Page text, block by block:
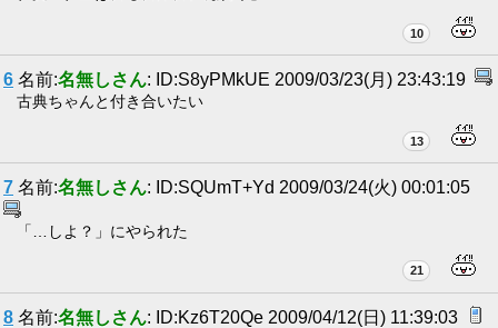
10
6 名前:名無しさん: ID:S8yPMkUE 2009/03/23(月) 23:43:19
古典ちゃんと付き合いたい
13
7 名前:名無しさん: ID:SQUmT+Yd 2009/03/24(火) 00:01:05
「…しよ？」にやられた
21
8 名前:名無しさん: ID:Kz6T20Qe 2009/04/12(日) 11:39:03